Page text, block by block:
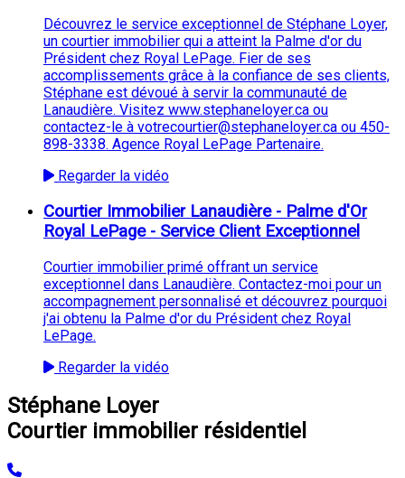
Découvrez le service exceptionnel de Stéphane Loyer,
un courtier immobilier qui a atteint la Palme d'or du
Président chez Royal LePage. Fier de ses
accomplissements grâce à la confiance de ses clients,
Stéphane est dévoué à servir la communauté de
Lanaudière. Visitez www.stephaneloyer.ca ou
contactez-le à votrecourtier@stephaneloyer.ca ou 450-
898-3338. Agence Royal LePage Partenaire.
Regarder la vidéo
Courtier Immobilier Lanaudière - Palme d'Or
Royal LePage - Service Client Exceptionnel
Courtier immobilier primé offrant un service
exceptionnel dans Lanaudière. Contactez-moi pour un
accompagnement personnalisé et découvrez pourquoi
j'ai obtenu la Palme d'or du Président chez Royal
LePage.
Regarder la vidéo
Stéphane Loyer
Courtier immobilier résidentiel